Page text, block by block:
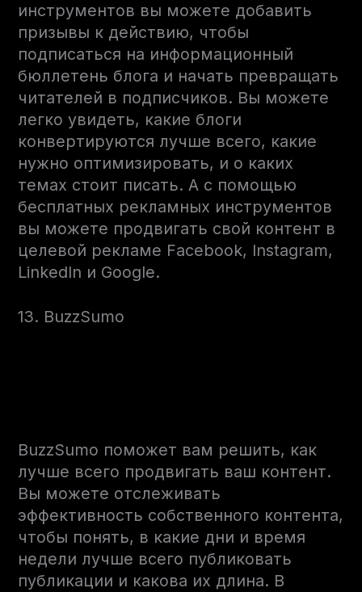
инструментов вы можете добавить
призывы к действию, чтобы
подписаться на информационный
бюллетень блога и начать превращать
читателей в подписчиков. Вы можете
легко увидеть, какие блоги
конвертируются лучше всего, какие
нужно оптимизировать, и о каких
темах стоит писать. А с помощью
бесплатных рекламных инструментов
вы можете продвигать свой контент в
целевой рекламе Facebook, Instagram,
LinkedIn и Google.
13. BuzzSumo
BuzzSumo поможет вам решить, как
лучше всего продвигать ваш контент.
Вы можете отслеживать
эффективность собственного контента,
чтобы понять, в какие дни и время
недели лучше всего публиковать
публикации и какова их длина. В